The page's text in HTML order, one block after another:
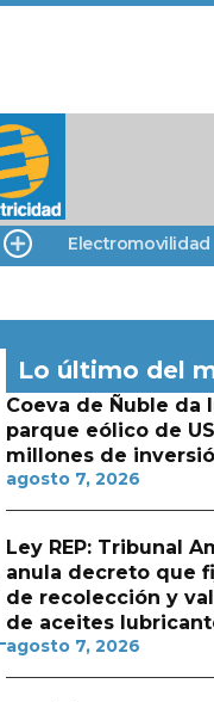
Electromovilidad
Lo último del
Coeva de Ñuble da
parque eólico de
millones de
agosto 7, 2026
Ley REP: Tribunal
anula decreto que
de recolección y
de aceites
agosto 7, 2026